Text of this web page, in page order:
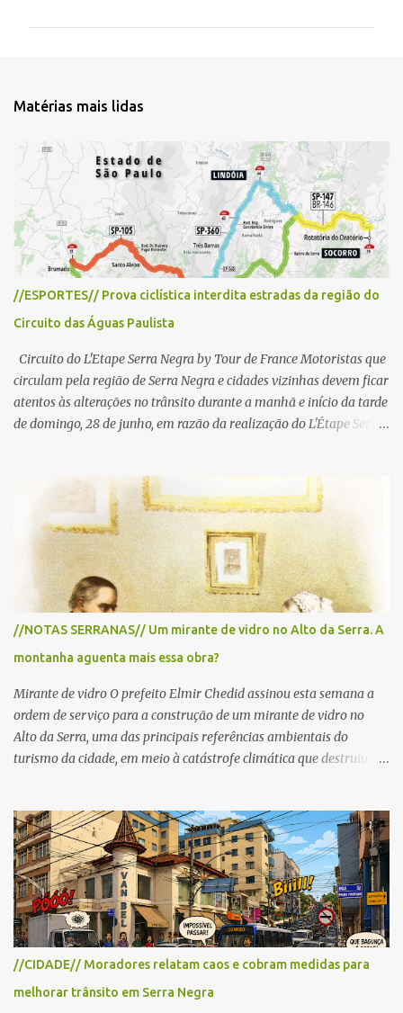
t
i
s
Matérias mais lidas
//ESPORTES// Prova ciclística interdita estradas da região do
Circuito das Águas Paulista
Circuito do L'Etape Serra Negra by Tour de France Motoristas que
circulam pela região de Serra Negra e cidades vizinhas devem ficar
atentos às alterações no trânsito durante a manhã e início da tarde
de domingo, 28 de junho, em razão da realização do L'Étape Serra
reunirá atletas de diferentes regiões do país e terá percursos
passando pelos municípios de Serra Negra, Amparo, Monte Alegre
do Sul, Lindoia e Socorro. Para garantir a segurança dos
participantes e do público, diversos trechos de rodovias e estradas
da região serão interditados temporariamente ao longo da prova.
A largada será na Rua Coronel Pedro Penteado, em Serra Negra,
para cerca de 2.000 ciclistas, às 6h30. De acordo com o
cronograma da organização e de todas as prefeituras envolvidas,
as interdições ocorrerão de forma programada e os trechos serão
//NOTAS SERRANAS// Um mirante de vidro no Alto da Serra. A
montanha aguenta mais essa obra?
Mirante de vidro O prefeito Elmir Chedid assinou esta semana a
ordem de serviço para a construção de um mirante de vidro no
Alto da Serra, uma das principais referências ambientais do
turismo da cidade, em meio à catástrofe climática que destruiu o
ambiental nas políticas públicas. Preservação permanente O Alto
da Serra está localizado em uma das Áreas de Preservação
Permanente no município, chamadas de APP no Código Florestal
Brasileiro, Lei nº 12.651/12. As APPS são protegidas com a função
ambiental de preservar os recursos hídricos, a paisagem, a
proteção do solo e a biodiversidade para assegurar a qualidade de
vida da população. No local já estão instaladas torres de
transmissão de televisão e telefonia celular, contêineres de uso
comercial, sanitário público, pequenas construções e uma rampa
//CIDADE// Moradores relatam caos e cobram medidas para
melhorar trânsito em Serra Negra